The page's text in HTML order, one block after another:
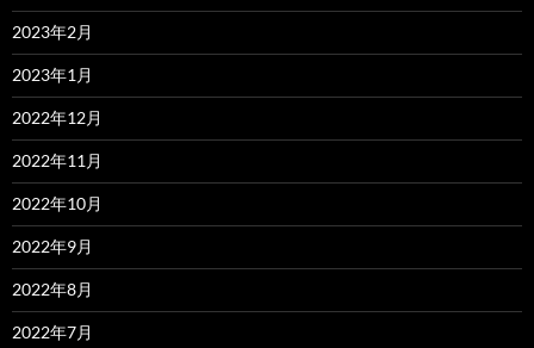
2023年2月
2023年1月
2022年12月
2022年11月
2022年10月
2022年9月
2022年8月
2022年7月